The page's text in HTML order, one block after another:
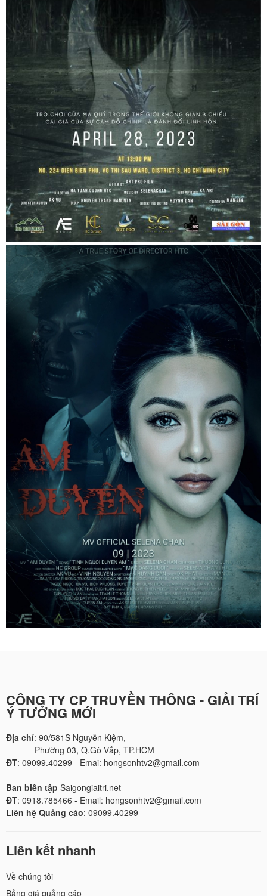
CÔNG TY CP TRUYỀN THÔNG - GIẢI TRÍ
Ý TƯỞNG MỚI
Địa chỉ: 90/581S Nguyễn Kiệm,
Phường 03, Q.Gò Vấp, TP.HCM
ĐT: 09099.40299 - Emai: hongsonhtv2@gmail.com
Ban biên tập Saigongiaitri.net
ĐT: 0918.785466 - Email: hongsonhtv2@gmail.com
Liên hệ Quảng cáo: 09099.40299
Liên kết nhanh
Về chúng tôi
Bảng giá quảng cáo